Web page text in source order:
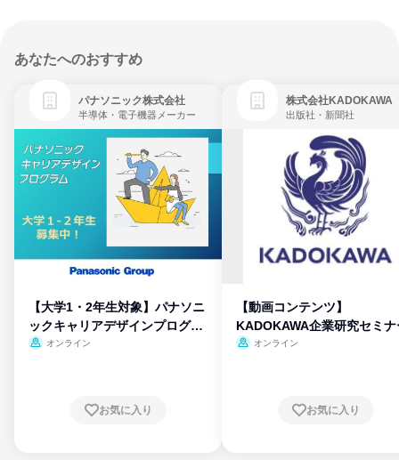
あなたへのおすすめ
パナソニック株式会社
半導体・電子機器メーカー
【大学1・2年生対象】パナソニ
ックキャリアデザインプログラ
ム
オンライン
お気に入り
株式会社KADOKAWA
出版社・新聞社
【動画コンテンツ】
KADOKAWA企業研究セミナ
オンライン
お気に入り